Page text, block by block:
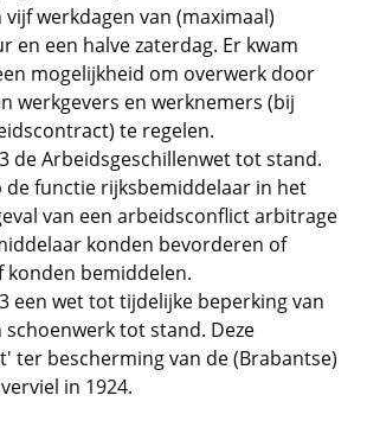
werkdagen van (maximaal)
en een halve zaterdag. Er kwam
mogelijkheid om overwerk door
werkgevers en werknemers (bij
te regelen.
de Arbeidsgeschillenwet tot stand.
de functie rijksbemiddelaar in het
van een arbeidsconflict arbitrage
konden bevorderen of
konden bemiddelen.
een wet tot tijdelijke beperking van
schoenwerk tot stand. Deze
ter bescherming van de (Brabantse)
in 1924.